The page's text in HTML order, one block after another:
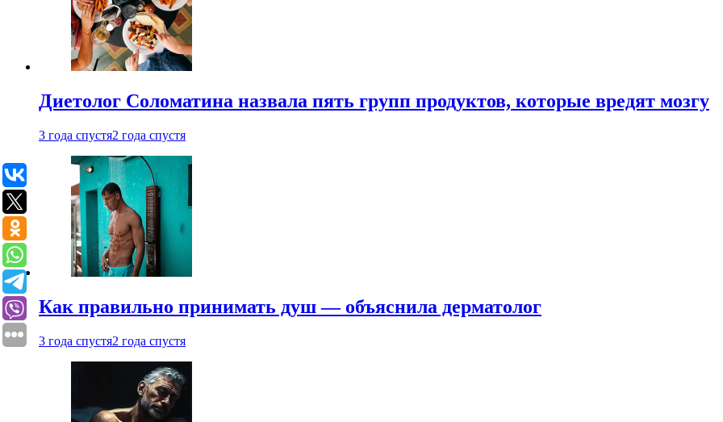
Диетолог Соломатина назвала пять групп продуктов, которые вредят мозгу
3 года спустя2 года спустя
Как правильно принимать душ — объяснила дерматолог
3 года спустя2 года спустя